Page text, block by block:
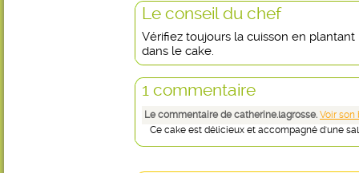
Le conseil du chef
Vérifiez toujours la cuisson en
dans le cake.
1 commentaire
Le commentaire de catherine.lagrosse. Voir son
Ce cake est délicieux et accompagné d'une